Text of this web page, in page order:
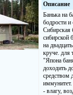
Описание
Банька на
бодрости и
Сибирская
сибирской
на
круче. для
"Япона
доходить
средством
иммунитет.
- влагу,